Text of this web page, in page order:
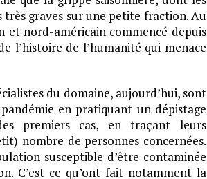
graves sur une petite fraction. Au
et nord-américain commencé depuis
l’histoire de l’humanité qui menace
du domaine, aujourd’hui, sont
en pratiquant un dépistage
premiers cas, en traçant leurs
nombre de personnes concernées.
susceptible d’être contaminée
C’est ce qu’ont fait notamment la